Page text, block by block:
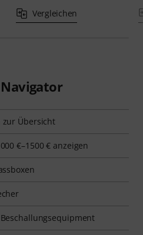
Vergleichen
zur Übersicht
€–1500 € anzeigen